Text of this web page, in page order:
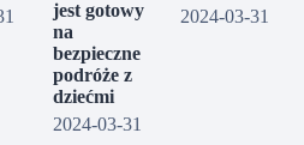
jest gotowy
na
bezpieczne
podróże z
dziećmi
2024-03-31
2024-03-31